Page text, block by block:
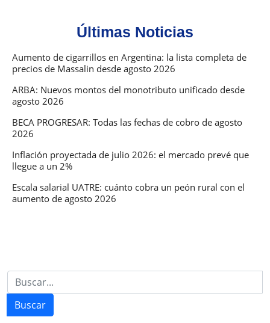
Últimas Noticias
Aumento de cigarrillos en Argentina: la lista completa de
precios de Massalin desde agosto 2026
ARBA: Nuevos montos del monotributo unificado desde
agosto 2026
BECA PROGRESAR: Todas las fechas de cobro de agosto
2026
Inflación proyectada de julio 2026: el mercado prevé que
llegue a un 2%
Escala salarial UATRE: cuánto cobra un peón rural con el
aumento de agosto 2026
Buscar